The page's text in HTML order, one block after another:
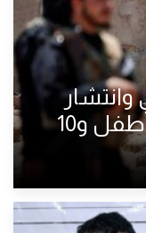
وانتشار
السلاح.. 9 قتلى بينهم طفل و10